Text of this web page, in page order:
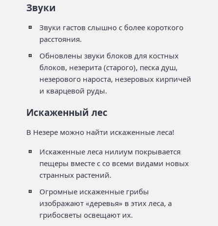
Звуки
Звуки гастов слышно с более короткого
расстояния.
Обновлены звуки блоков для костных
блоков, незерита (старого), песка душ,
незерового нароста, незеровых кирпичей
и кварцевой руды.
Искаженный лес
В Незере можно найти искаженные леса!
Искаженные леса нилиум покрывается
пещеры вместе с со всеми видами новых
странных растений.
Огромные искаженные грибы
изображают «деревья» в этих леса, а
грибосветы освещают их.